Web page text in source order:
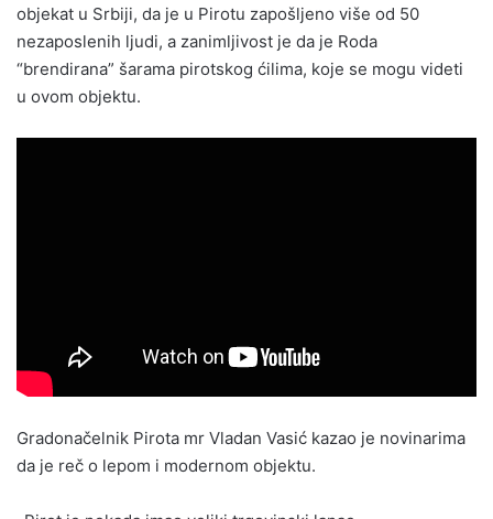
objekat u Srbiji, da je u Pirotu zapošljeno više od 50
nezaposlenih ljudi, a zanimljivost je da je Roda
“brendirana” šarama pirotskog ćilima, koje se mogu videti
u ovom objektu.
Gradonačelnik Pirota mr Vladan Vasić kazao je novinarima
da je reč o lepom i modernom objektu.